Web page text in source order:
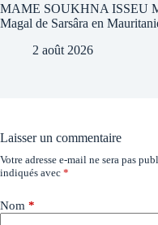
MAME SOUKHNA ISSEU
Magal de Sarsâra en
2 août 2026
Laisser un commentaire
Votre adresse e-mail ne sera pas
indiqués avec *
Nom *